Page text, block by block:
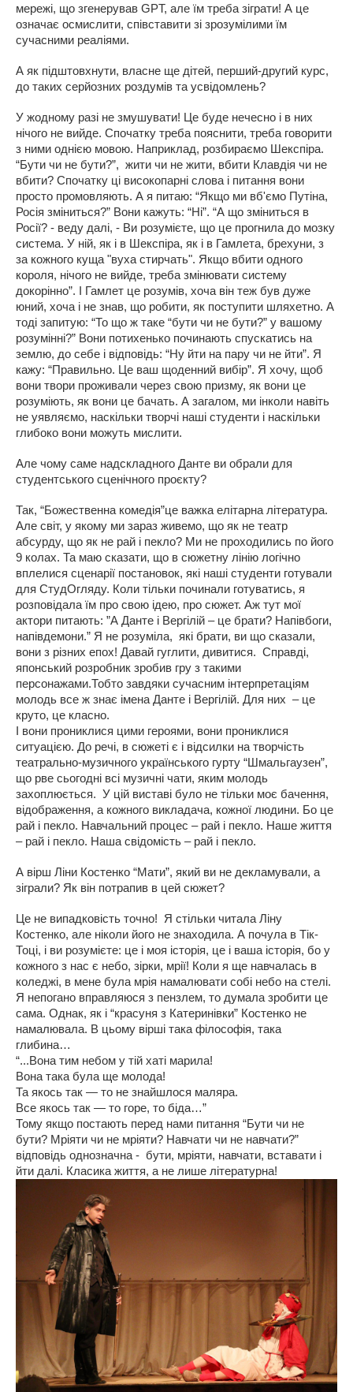
мережі, що згенерував GPT, але їм треба зіграти! А це
означає осмислити, співставити зі зрозумілими їм
сучасними реаліями.
А як підштовхнути, власне ще дітей, перший-другий курс,
до таких серйозних роздумів та усвідомлень?
У жодному разі не змушувати! Це буде нечесно і в них
нічого не вийде. Спочатку треба пояснити, треба говорити
з ними однією мовою. Наприклад, розбираємо Шекспіра.
“Бути чи не бути?”, жити чи не жити, вбити Клавдія чи не
вбити? Спочатку ці високопарні слова і питання вони
просто промовляють. А я питаю: “Якщо ми вб'ємо Путіна,
Росія зміниться?” Вони кажуть: “Ні”. “А що зміниться в
Росії? - веду далі, - Ви розумієте, що це прогнила до мозку
система. У ній, як і в Шекспіра, як і в Гамлета, брехуни, з
за кожного куща "вуха стирчать". Якщо вбити одного
короля, нічого не вийде, треба змінювати систему
докорінно”. І Гамлет це розумів, хоча він теж був дуже
юний, хоча і не знав, що робити, як поступити шляхетно. А
тоді запитую: “То що ж таке “бути чи не бути?” у вашому
розумінні?” Вони потихенько починають спускатись на
землю, до себе і відповідь: “Ну йти на пару чи не йти”. Я
кажу: “Правильно. Це ваш щоденний вибір”. Я хочу, щоб
вони твори проживали через свою призму, як вони це
розуміють, як вони це бачать. А загалом, ми інколи навіть
не уявляємо, наскільки творчі наші студенти і наскільки
глибоко вони можуть мислити.
Але чому саме надскладного Данте ви обрали для
студентського сценічного проєкту?
Так, “Божественна комедія”це важка елітарна література.
Але світ, у якому ми зараз живемо, що як не театр
абсурду, що як не рай і пекло? Ми не проходились по його
9 колах. Та маю сказати, що в сюжетну лінію логічно
вплелися сценарії постановок, які наші студенти готували
для СтудОгляду. Коли тільки починали готуватись, я
розповідала їм про свою ідею, про сюжет. Аж тут мої
актори питають: ”А Данте і Вергілій – це брати? Напівбоги,
напівдемони.” Я не розуміла, які брати, ви що сказали,
вони з різних епох! Давай гуглити, дивитися. Справді,
японський розробник зробив гру з такими
персонажами.Тобто завдяки сучасним інтерпретаціям
молодь все ж знає імена Данте і Вергілій. Для них – це
круто, це класно.
І вони прониклися цими героями, вони прониклися
ситуацією. До речі, в сюжеті є і відсилки на творчість
театрально-музичного українського гурту “Шмальгаузен”,
що рве сьогодні всі музичні чати, яким молодь
захоплюється. У цій виставі було не тільки моє бачення,
відображення, а кожного викладача, кожної людини. Бо це
рай і пекло. Навчальний процес – рай і пекло. Наше життя
– рай і пекло. Наша свідомість – рай і пекло.
А вірш Ліни Костенко “Мати”, який ви не декламували, а
зіграли? Як він потрапив в цей сюжет?
Це не випадковість точно! Я стільки читала Ліну
Костенко, але ніколи його не знаходила. А почула в Тік-
Тоці, і ви розумієте: це і моя історія, це і ваша історія, бо у
кожного з нас є небо, зірки, мрії! Коли я ще навчалась в
коледжі, в мене була мрія намалювати собі небо на стелі.
Я непогано вправляюся з пензлем, то думала зробити це
сама. Однак, як і “красуня з Катеринівки” Костенко не
намалювала. В цьому вірші така філософія, така
глибина…
“...Вона тим небом у тій хаті марила!
Вона така була ще молода!
Та якось так — то не знайшлося маляра.
Все якось так — то горе, то біда…”
Тому якщо постають перед нами питання “Бути чи не
бути? Мріяти чи не мріяти? Навчати чи не навчати?”
відповідь однозначна - бути, мріяти, навчати, вставати і
йти далі. Класика життя, а не лише літературна!